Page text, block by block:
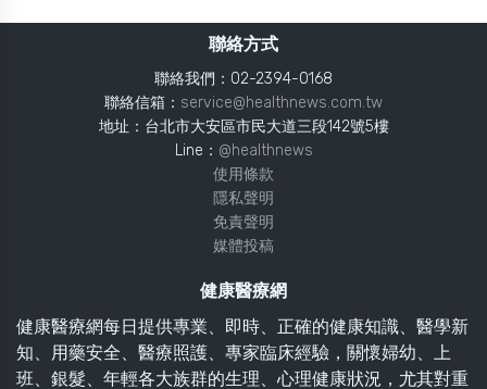
聯絡方式
聯絡我們：02-2394-0168
聯絡信箱： service@healthnews.com.tw
地址：台北市大安區市民大道三段142號5樓
Line： @healthnews
使用條款
隱私聲明
免責聲明
媒體投稿
健康醫療網
健康醫療網每日提供專業、即時、正確的健康知識、醫學新
知、用藥安全、醫療照護、專家臨床經驗，關懷婦幼、上
班、銀髮、年輕各大族群的生理、心理健康狀況，尤其對重